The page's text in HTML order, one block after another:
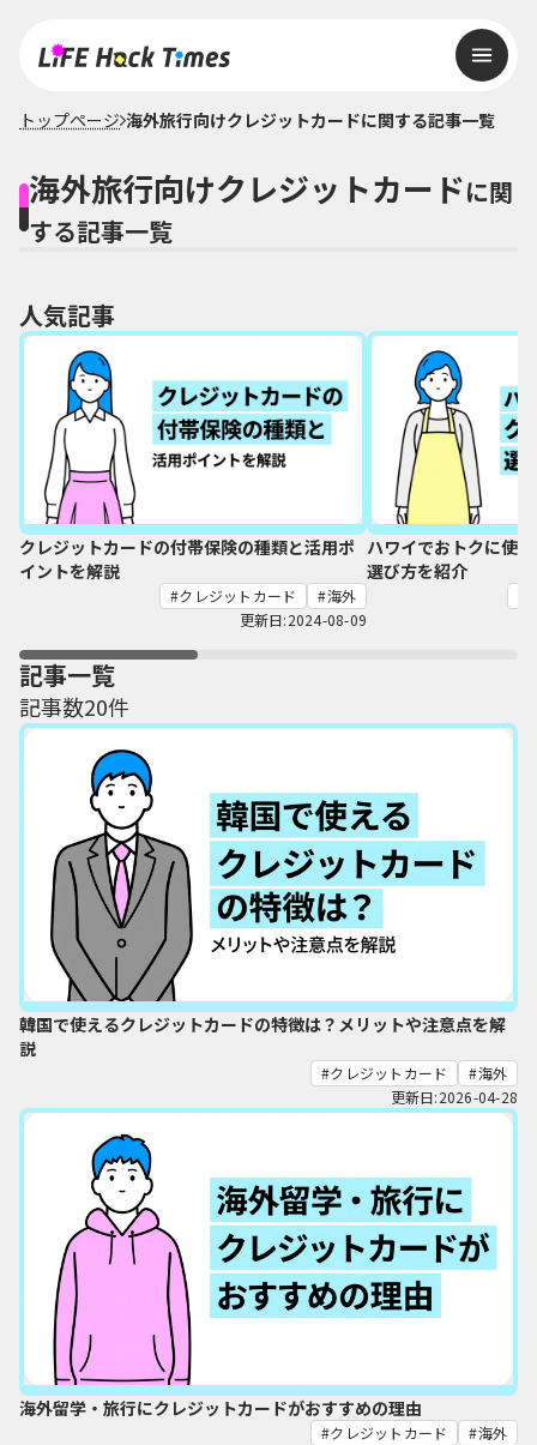
トップページ 海外旅行向けクレジットカードに関する記事一覧
海外旅行向けクレジットカードに関
する記事一覧
人気記事
クレジットカードの付帯保険の種類と活用ポ
イントを解説
クレジットカード
海外
更新日:2024-08-09
ハワイでおトクに使
選び方を紹介
記事一覧
記事数20件
韓国で使えるクレジットカードの特徴は？メリットや注意点を解
説
クレジットカード
海外
更新日:2026-04-28
海外留学・旅行にクレジットカードがおすすめの理由
クレジットカード
海外